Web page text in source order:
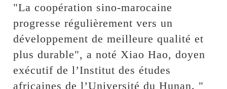
"La coopération sino-marocaine
progresse régulièrement vers un
développement de meilleure qualité et
plus durable", a noté Xiao Hao, doyen
exécutif de l’Institut des études
africaines de l’Université du Hunan. "